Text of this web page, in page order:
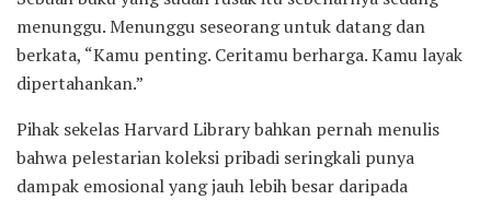
menunggu. Menunggu seseorang untuk datang dan
berkata, “Kamu penting. Ceritamu berharga. Kamu layak
dipertahankan.”
Pihak sekelas Harvard Library bahkan pernah menulis
bahwa pelestarian koleksi pribadi seringkali punya
dampak emosional yang jauh lebih besar daripada